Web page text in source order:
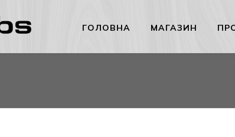
ГОЛОВНА МАГАЗИН